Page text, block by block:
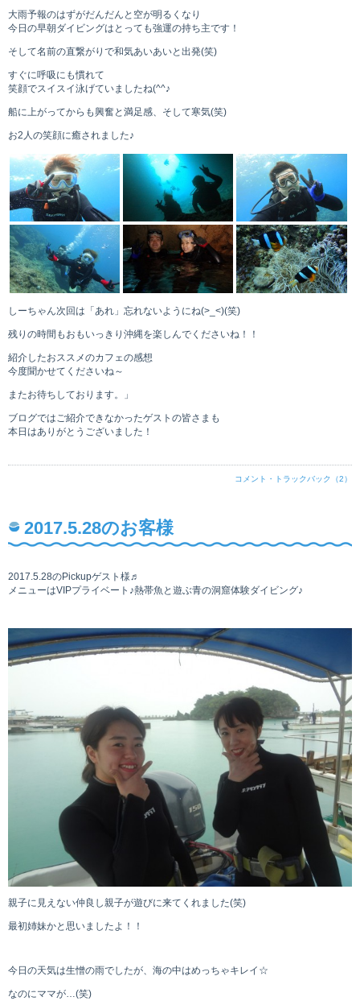
大雨予報のはずがだんだんと空が明るくなり
今日の早朝ダイビングはとっても強運の持ち主です！
そして名前の直繋がりで和気あいあいと出発(笑)
すぐに呼吸にも慣れて
笑顔でスイスイ泳げていましたね(^^♪
船に上がってからも興奮と満足感、そして寒気(笑)
お2人の笑顔に癒されました♪
しーちゃん次回は「あれ」忘れないようにね(>_<)(笑)
残りの時間もおもいっきり沖縄を楽しんでくださいね！！
紹介したおススメのカフェの感想
今度聞かせてくださいね～
またお待ちしております。」
ブログではご紹介できなかったゲストの皆さまも
本日はありがとうございました！
コメント・トラックバック（2）
2017.5.28のお客様
2017.5.28のPickupゲスト様♬
メニューはVIPプライベート♪熱帯魚と遊ぶ青の洞窟体験ダイビング♪
親子に見えない仲良し親子が遊びに来てくれました(笑)
最初姉妹かと思いましたよ！！
今日の天気は生憎の雨でしたが、海の中はめっちゃキレイ☆
なのにママが…(笑)